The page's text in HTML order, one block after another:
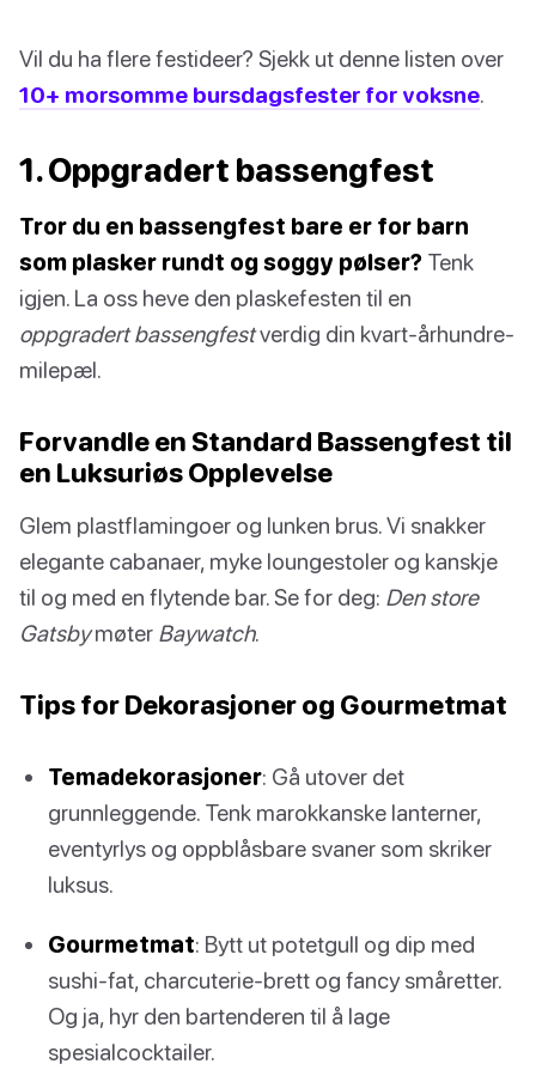
Vil du ha flere festideer? Sjekk ut denne listen over
10+ morsomme bursdagsfester for voksne.
1. Oppgradert bassengfest
Tror du en bassengfest bare er for barn
som plasker rundt og soggy pølser? Tenk
igjen. La oss heve den plaskefesten til en
oppgradert bassengfestverdig din kvart-århundre-
milepæl.
Forvandle en Standard Bassengfest til
en Luksuriøs Opplevelse
Glem plastflamingoer og lunken brus. Vi snakker
elegante cabanaer, myke loungestoler og kanskje
til og med en flytende bar. Se for deg: Den store
Gatsbymøter Baywatch.
Tips for Dekorasjoner og Gourmetmat
Temadekorasjoner: Gå utover det
grunnleggende. Tenk marokkanske lanterner,
eventyrlys og oppblåsbare svaner som skriker
luksus.
Gourmetmat: Bytt ut potetgull og dip med
sushi-fat, charcuterie-brett og fancy småretter.
Og ja, hyr den bartenderen til å lage
spesialcocktailer.